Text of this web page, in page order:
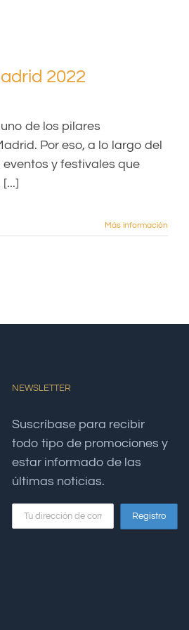
2022
de los pilares
Por eso, a lo largo del
y festivales que
Más información
NEWSLETTER
Suscríbase para recibir
todo tipo de promociones y
estar informado de las
últimas noticias.